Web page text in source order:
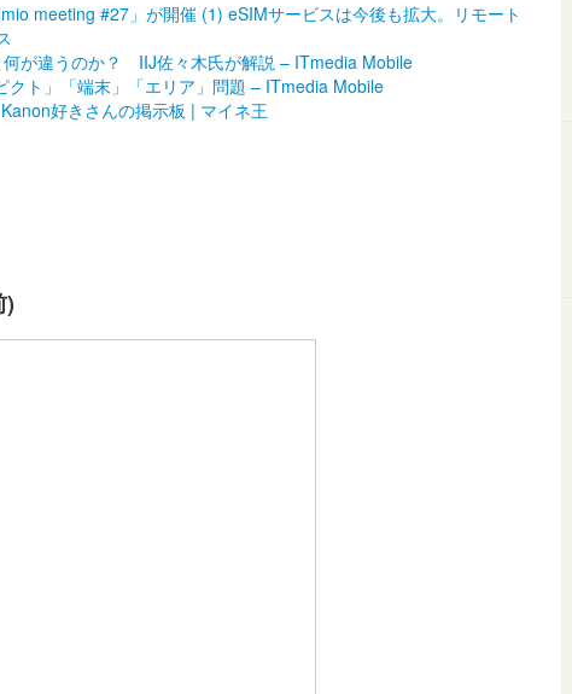
meeting #27」が開催 (1) eSIMサービスは今後も拡大。リモート
が違うのか？ IIJ佐々木氏が解説 – ITmedia Mobile
ト」「端末」「エリア」問題 – ITmedia Mobile
好きさんの掲示板 | マイネ王
)